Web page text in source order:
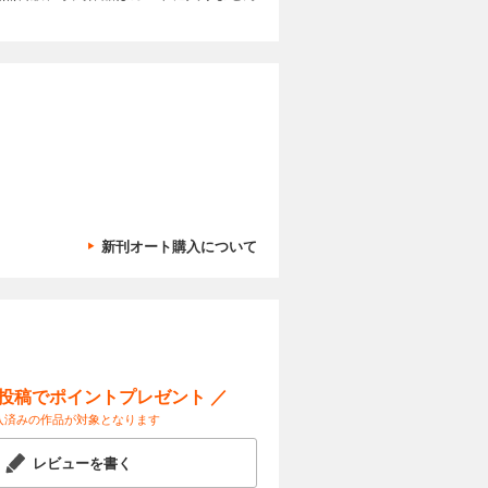
認識で
は？
蛍光
ールパ
が、災
“びっ
モデル
横浜美
月より
物 横
い科学
異！
ひろば
雲の観
る！ ト
能性を
ラミン
ドラ
ない！生
ってみ
集は
連載100
カートに入れる
試し読み
新刊オート購入について
稿でポイントプレゼント ／
済みの作品が対象となります
レビューを書く